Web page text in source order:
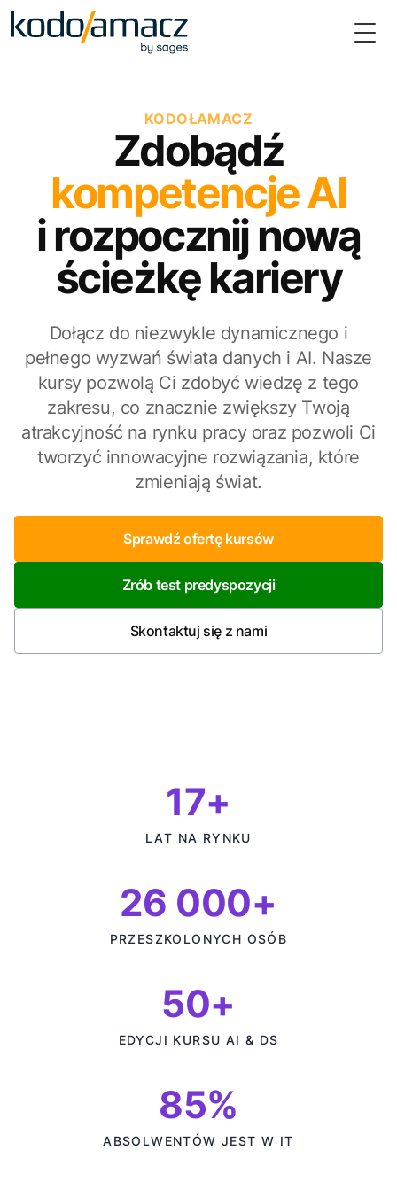
KODOŁAMACZ
Zdobądź
kompetencje AI
i rozpocznij nową
ścieżkę kariery
Dołącz do niezwykle dynamicznego i
pełnego wyzwań świata danych i AI. Nasze
kursy pozwolą Ci zdobyć wiedzę z tego
zakresu, co znacznie zwiększy Twoją
atrakcyjność na rynku pracy oraz pozwoli Ci
tworzyć innowacyjne rozwiązania, które
zmieniają świat.
Sprawdź ofertę kursów
Zrób test predyspozycji
Skontaktuj się z nami
17+
LAT NA RYNKU
26 000+
PRZESZKOLONYCH OSÓB
50+
EDYCJI KURSU AI & DS
85%
ABSOLWENTÓW JEST W IT